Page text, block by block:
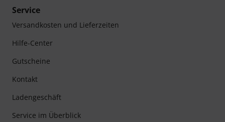
Service
Versandkosten und Lieferzeiten
Hilfe-Center
Gutscheine
Kontakt
Ladengeschäft
Service im Überblick